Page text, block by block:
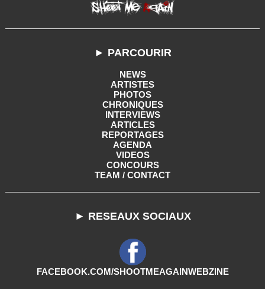
► PARCOURIR
NEWS
ARTISTES
PHOTOS
CHRONIQUES
INTERVIEWS
ARTICLES
REPORTAGES
AGENDA
VIDEOS
CONCOURS
TEAM / CONTACT
► RESEAUX SOCIAUX
FACEBOOK.COM/SHOOTMEAGAINWEBZINE